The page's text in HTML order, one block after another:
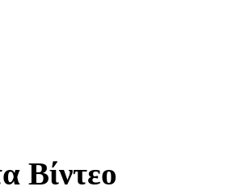
Βίντεο